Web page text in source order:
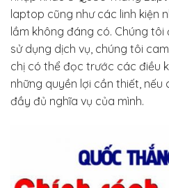
laptop cũng như các linh kiện
lầm không đáng có. Chúng
sử dụng dịch vụ, chúng tôi
chị có thể đọc trước các điều
những quyền lợi cần thiết, nếu
đầy đủ nghĩa vụ của mình.